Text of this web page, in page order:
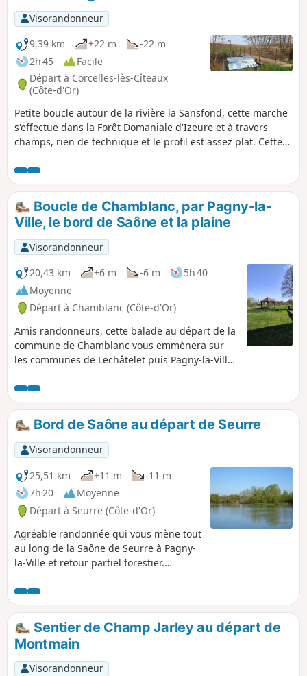
Visorandonneur
9,39 km
+22 m
-22 m
2h 45
Facile
Départ à Corcelles-lès-Cîteaux
(Côte-d'Or)
Petite boucle autour de la rivière la Sansfond, cette marche
s'effectue dans la Forêt Domaniale d'Izeure et à travers
champs, rien de technique et le profil est assez plat. Cette
Noiron-sous-Gevrey, maintenant qu'une passerelle permet
de franchir ce cours d'eau sans risque pour rejoindre
Corcelles-lès-Cîteaux. Bonne balade idéale pour tous.
Boucle de Chamblanc, par Pagny-la-
Ville, le bord de Saône et la plaine
Visorandonneur
20,43 km
+6 m -6 m
5h 40
Moyenne
Départ à Chamblanc (Côte-d'Or)
Amis randonneurs, cette balade au départ de la
commune de Chamblanc vous emmènera sur
les communes de Lechâtelet puis Pagny-la-Ville
plaine afin de rejoindre Chamblanc. Randonnée
à éviter par temps chaud car peu d'ombre sur le
parcours.Bord de Saône au départ de Seurre
Visorandonneur
25,51 km
+11 m
-11 m
7h 20
Moyenne
Départ à Seurre (Côte-d'Or)
Agréable randonnée qui vous mène tout
au long de la Saône de Seurre à Pagny-
la-Ville et retour partiel forestier.
notamment vers le Châtelet et Pagny-la-
Ville.
Sentier de Champ Jarley au départ de
Montmain
Visorandonneur